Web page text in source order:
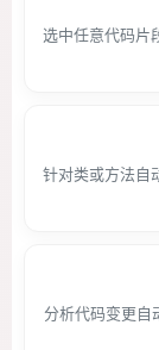
选中任意代码片
针对类或方法自
分析代码变更自